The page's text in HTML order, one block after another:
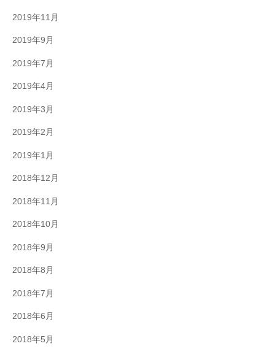
2019年11月
2019年9月
2019年7月
2019年4月
2019年3月
2019年2月
2019年1月
2018年12月
2018年11月
2018年10月
2018年9月
2018年8月
2018年7月
2018年6月
2018年5月